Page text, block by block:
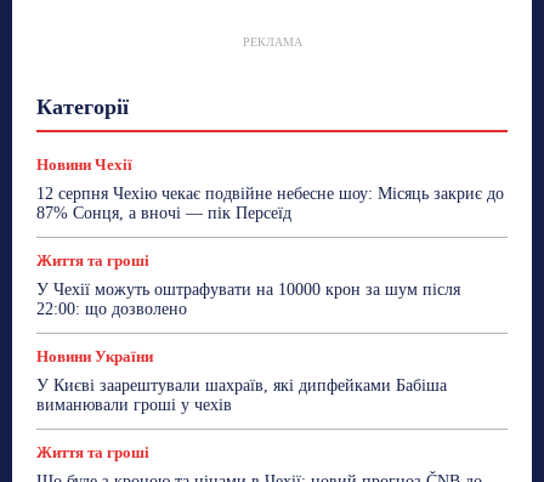
РЕКЛАМА
Категорії
Новини Чехії
Сад та город Світ
ТехноМанія
Топ-новини Фоторепортаж
Новини Чехії
12 серпня Чехію чекає подвійне небесне шоу: Місяць закриє до
87% Сонця, а вночі — пік Персеїд
Життя та гроші
У Чехії можуть оштрафувати на 10000 крон за шум після
22:00: що дозволено
Новини України
У Києві заарештували шахраїв, які дипфейками Бабіша
виманювали гроші у чехів
Життя та гроші